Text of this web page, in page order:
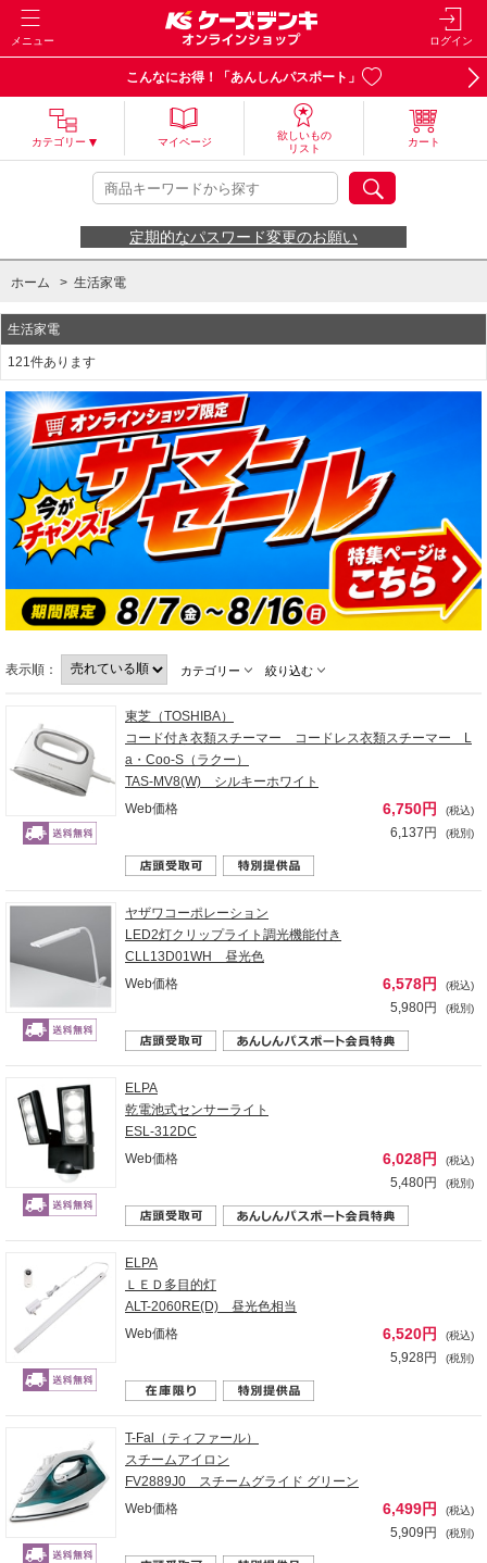
メニュー ログイン
こんなにお得！「あんしんパスポート」
カテゴリー マイページ
欲しいもの
リスト
カート
定期的なパスワード変更のお願い
ホーム > 生活家電
生活家電
121件あります
表示順： カテゴリー 絞り込む
東芝（TOSHIBA）
コード付き衣類スチーマー コードレス衣類スチーマー L
a・Coo-S（ラクー）
TAS-MV8(W) シルキーホワイト
Web価格
6,750円 (税込)
6,137円 (税別)
ヤザワコーポレーション
LED2灯クリップライト調光機能付き
CLL13D01WH 昼光色
Web価格
6,578円 (税込)
5,980円 (税別)
ELPA
乾電池式センサーライト
ESL-312DC
Web価格
6,028円 (税込)
5,480円 (税別)
ELPA
ＬＥＤ多目的灯
ALT-2060RE(D) 昼光色相当
Web価格
6,520円 (税込)
5,928円 (税別)
T-Fal（ティファール）
スチームアイロン
FV2889J0 スチームグライド グリーン
Web価格
6,499円 (税込)
5,909円 (税別)